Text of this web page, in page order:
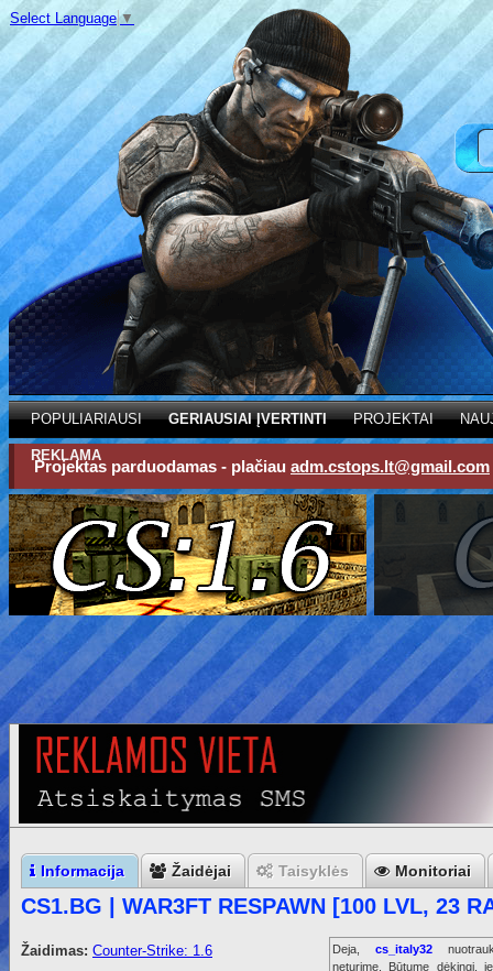
Select Language ▼
POPULIARIAUSI GERIAUSIAI ĮVERTINTI PROJEKTAI
REKLAMA
Projektas parduodamas - plačiau adm.cstops.lt@gmail.com
Informacija Žaidėjai Taisyklės Monitoriai
CS1.BG | WAR3FT RESPAWN [100 LVL, 23
Žaidimas: Counter-Strike: 1.6
Deja, cs_italy32
neturime. Būtume dėkingi,